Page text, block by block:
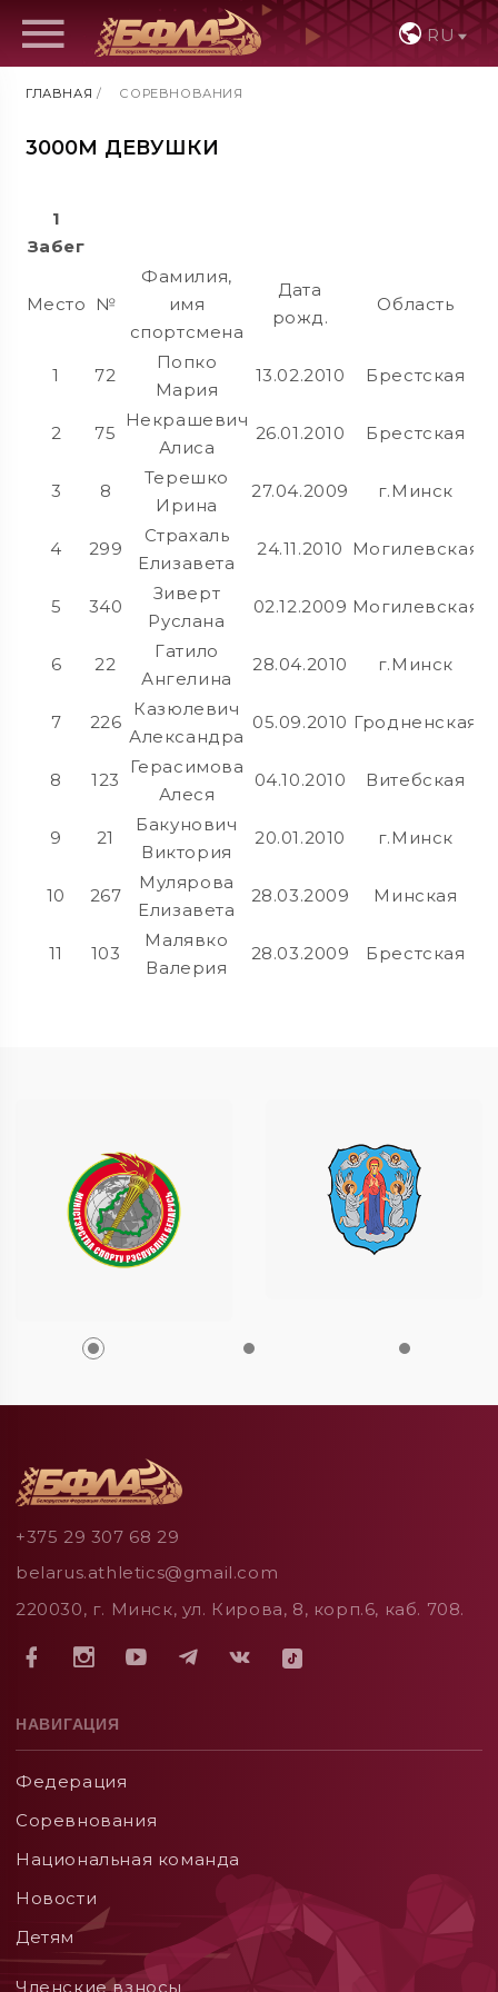
RU
ГЛАВНАЯ / СОРЕВНОВАНИЯ
3000М ДЕВУШКИ
1
Забег
Место №
Фамилия,
имя
спортсмена
Дата
рожд.
Область
1 72
Попко
Мария
13.02.2010 Брестская
2 75
Некрашевич
Алиса
26.01.2010 Брестская
3 8
Терешко
Ирина
27.04.2009 г.Минск
4 299
Страхаль
Елизавета
24.11.2010 Могилевская
5 340
Зиверт
Руслана
02.12.2009 Могилевская
6 22
Гатило
Ангелина
28.04.2010 г.Минск
7 226
Казюлевич
Александра
05.09.2010 Гродненская
8 123
Герасимова
Алеся
04.10.2010 Витебская
9 21
Бакунович
Виктория
20.01.2010 г.Минск
10 267
Мулярова
Елизавета
28.03.2009 Минская
11 103
Малявко
Валерия
28.03.2009 Брестская
+375 29 307 68 29
belarus.athletics@gmail.com
220030, г. Минск, ул. Кирова, 8, корп.6, каб. 708.
НАВИГАЦИЯ
Федерация
Соревнования
Национальная команда
Новости
Детям
Членские взносы